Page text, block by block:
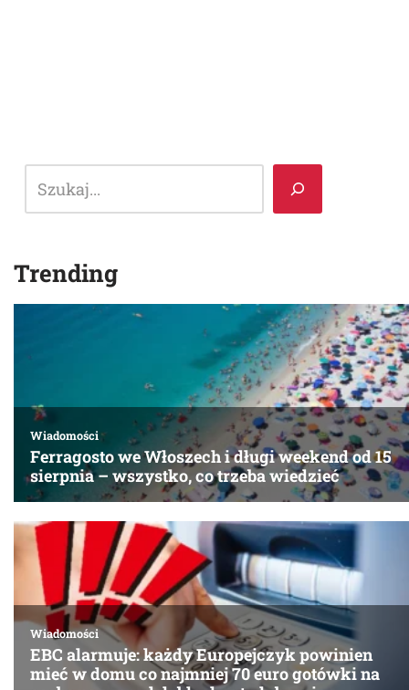
Trending